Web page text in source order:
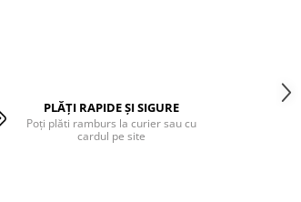
PLĂȚI RAPIDE ȘI SIGURE
Poți plăti ramburs la curier sau cu
cardul pe site